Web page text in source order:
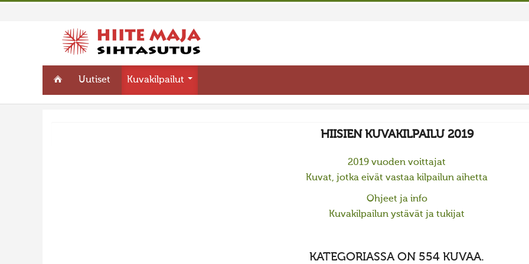
Uutiset Kuvakilpailut
HIISIEN KUVAKILPAILU 2019
2019 vuoden voittajat
Kuvat, jotka eivät vastaa kilpailun aihetta
Ohjeet ja info
Kuvakilpailun ystävät ja tukijat
KATEGORIASSA ON 554 KUVAA.